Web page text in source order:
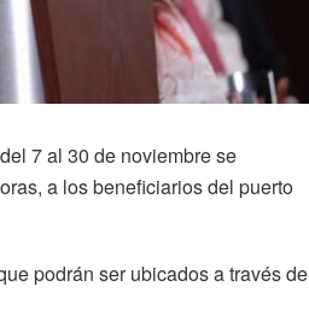
7 al 30 de noviembre se
a los beneficiarios del puerto
podrán ser ubicados a través de